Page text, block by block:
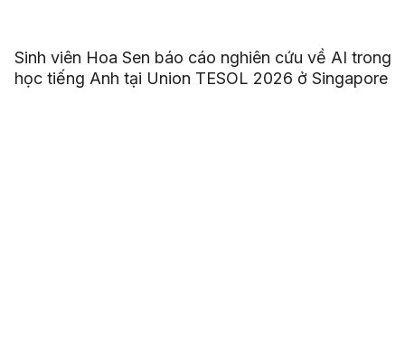
Sinh viên Hoa Sen báo cáo nghiên cứu về AI trong
học tiếng Anh tại Union TESOL 2026 ở Singapore